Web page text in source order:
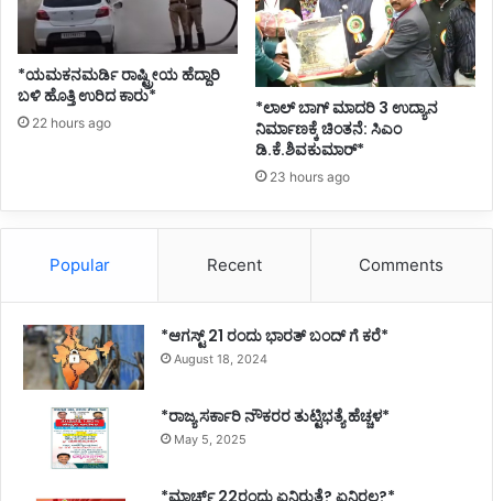
ರ
ರ್
ಯ
ಬೆ
ಯ
ಅ
*ಯಮಕನಮರ್ಡಿ ರಾಷ್ಟ್ರೀಯ ಹೆದ್ದಾರಿ
ಬಳಿ ಹೊತ್ತಿ ಉರಿದ ಕಾರು*
22 hours ago
*ಲಾಲ್ ಬಾಗ್ ಮಾದರಿ 3 ಉದ್ಯಾನ
ನಿರ್ಮಾಣಕ್ಕೆ ಚಿಂತನೆ: ಸಿಎಂ
ಡಿ.ಕೆ.ಶಿವಕುಮಾರ್*
23 hours ago
Popular Recent Comments
*ಆಗಸ್ಟ್ 21 ರಂದು ಭಾರತ್‌ ಬಂದ್‌ ಗೆ ಕರೆ*
August 18, 2024
*ರಾಜ್ಯ ಸರ್ಕಾರಿ ನೌಕರರ ತುಟ್ಟಿಭತ್ಯೆ ಹೆಚ್ಚಳ*
May 5, 2025